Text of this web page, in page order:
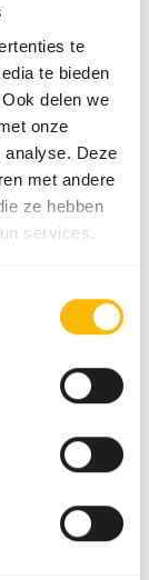
te
te bieden
delen we
onze
analyse. Deze
met andere
ze hebben
services.
eenvoudig per
0,63%
0,53%
de